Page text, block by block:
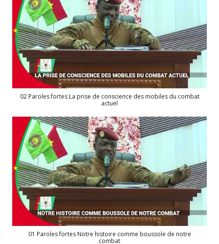
02 Paroles fortes La prise de conscience des mobiles du combat
actuel
01 Paroles fortes Notre histoire comme boussole de notre
combat